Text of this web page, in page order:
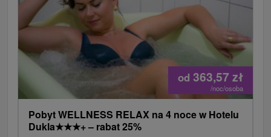
od 363,57 zł
/noc/osoba
Pobyt WELLNESS RELAX na 4 noce w Hotelu
Dukla★★★+ – rabat 25%